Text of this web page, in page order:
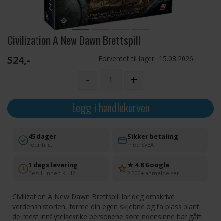
Civilization A New Dawn Brettspill
524,- Forventet til lager 15.08.2026
- +
Legg i handlekurven
45 dager
returfrist
Sikker betaling
med SVEA
1 dags levering
Bestill innen kl. 12
★ 4.8 Google
2 300+ anmeldelser
Civilization A New Dawn Brettspill lar deg omskrive
verdenshistorien, forme din egen skjebne og ta plass blant
de mest innflytelsesrike personene som noensinne har gått